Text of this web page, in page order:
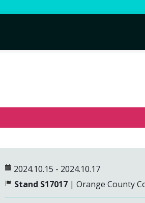
2024.10.15 - 2024.10.17
Stand S17017 | Orange County